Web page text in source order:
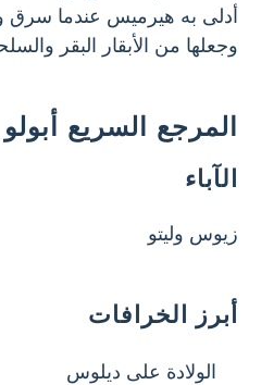
أدلى به هيرميس عندما سرق
وجعلها من الأبقار البقر
المرجع السريع أبولو
الآباء
زيوس وليتو
أبرز الخرافات
الولادة على ديلوس